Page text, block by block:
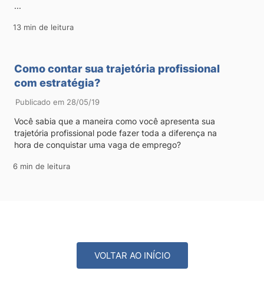
...
13 min de leitura
Como contar sua trajetória profissional
com estratégia?
Publicado em 28/05/19
Você sabia que a maneira como você apresenta sua
trajetória profissional pode fazer toda a diferença na
hora de conquistar uma vaga de emprego?
6 min de leitura
VOLTAR AO INÍCIO